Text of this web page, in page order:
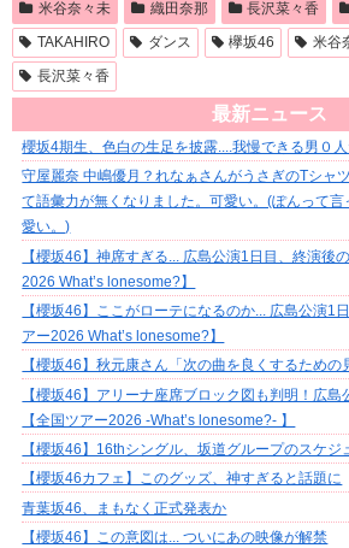
米谷奈々未 織田奈那 長沢菜々香
TAKAHIRO
ダンス 欅坂46 米谷
長沢菜々香
最新ニュース
櫻坂4期生、色白の生足を披露....我慢できる男０人
守屋麗奈 中嶋優月？れなぁさんがうさぎのTシャ
て語彙力が無くなりました。可愛い。(ぽんって
愛い。)⁡
【櫻坂46】神席すぎる... 広島公演1日目、終演後
2026 What’s lonesome?】
【櫻坂46】ここがローテになるのか... 広島公演1
アー2026 What’s lonesome?】
【櫻坂46】秋元康さん「次の曲を良くするため
【櫻坂46】アリーナ座席ブロック図も判明！広
【全国ツアー2026 -What’s lonesome?- 】
【櫻坂46】16thシングル、坂道グループのスケジ
【櫻坂46カフェ】このグッズ、神すぎると話題に
青葉坂46、まもなく正式発表か
【櫻坂46】この意図は... ついにあの映像が解禁